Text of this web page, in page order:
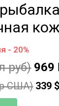
- 20%
руб) 969
США) 339